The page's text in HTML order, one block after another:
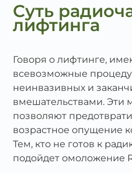
Суть
лифтинга
Говоря о лифтинге,
всевозможные
неинвазивных и
вмешательствами. Эти
позволяют
возрастное опущение
Тем, кто не готов к
подойдет омоложение